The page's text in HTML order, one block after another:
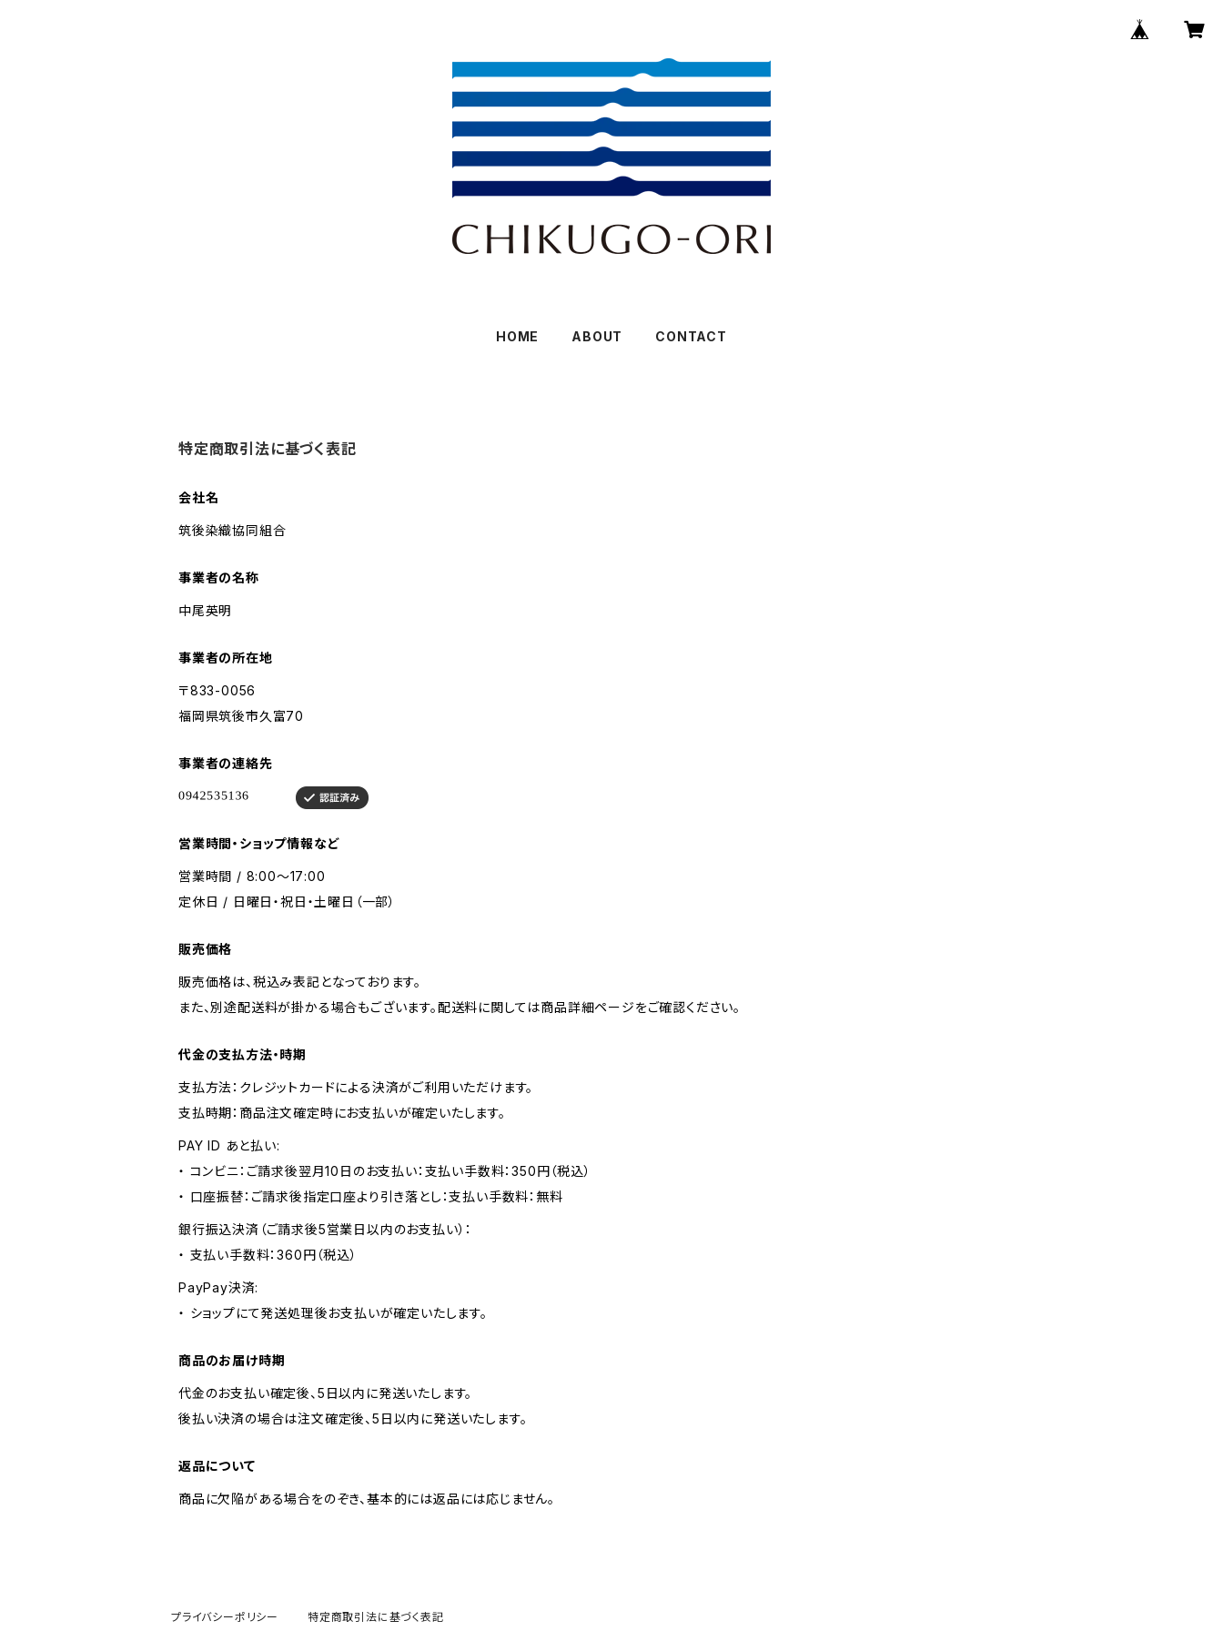
HOME ABOUT CONTACT
特定商取引法に基づく表記
会社名
筑後染織協同組合
事業者の名称
中尾英明
事業者の所在地
〒833-0056
福岡県筑後市久富70
事業者の連絡先
営業時間・ショップ情報など
営業時間 / 8:00～17:00
定休日 / 日曜日・祝日・土曜日（一部）
販売価格
販売価格は、税込み表記となっております。
また、別途配送料が掛かる場合もございます。配送料に関しては商品詳細ページをご確認ください。
代金の支払方法・時期
支払方法：クレジットカードによる決済がご利用いただけます。
支払時期：商品注文確定時にお支払いが確定いたします。
PAY ID あと払い:
・ コンビニ：ご請求後翌月10日のお支払い：支払い手数料：350円（税込）
・ 口座振替：ご請求後指定口座より引き落とし：支払い手数料：無料
銀行振込決済（ご請求後5営業日以内のお支払い）：
・ 支払い手数料：360円（税込）
PayPay決済:
・ ショップにて発送処理後お支払いが確定いたします。
商品のお届け時期
代金のお支払い確定後、5日以内に発送いたします。
後払い決済の場合は注文確定後、5日以内に発送いたします。
返品について
商品に欠陥がある場合をのぞき、基本的には返品には応じません。
プライバシーポリシー 特定商取引法に基づく表記